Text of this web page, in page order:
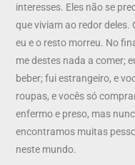
interesses. Eles não se
que viviam ao redor deles.
eu e o resto morreu. No
me destes nada a comer;
beber; fui estrangeiro, e
roupas, e vocês só
enfermo e preso, mas
encontramos muitas
neste mundo.